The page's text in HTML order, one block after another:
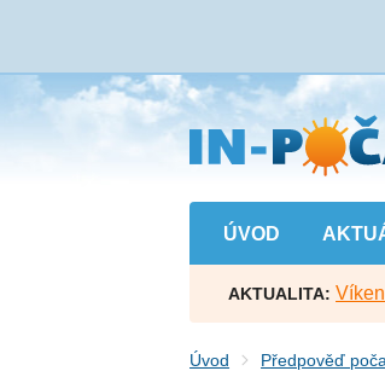
Přejít
na
hlavní
obsah
ÚVOD
AKTUALITA:
Úvod Předpověď